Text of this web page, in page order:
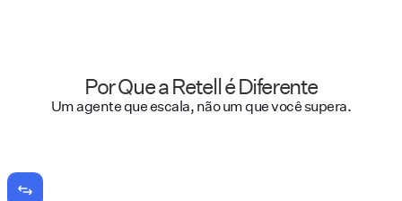
Por Que a Retell é Diferente
Um agente que escala, não um que você supera.